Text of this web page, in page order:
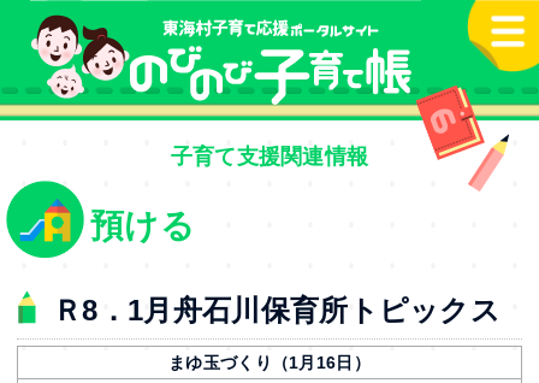
本文へ
子育て支援関連情報
預ける
Ｒ8．1月舟石川保育所トピックス
まゆ玉づくり（1月16日）